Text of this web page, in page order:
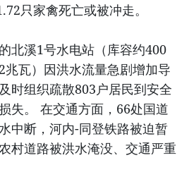
只家禽死亡或被冲走。
北溪1号水电站（库容约400
瓦）因洪水流量急剧增加导
时组织疏散803户居民到安全
失。 在交通方面，66处国道
中断，河内-同登铁路被迫暂
村道路被洪水淹没、交通严重